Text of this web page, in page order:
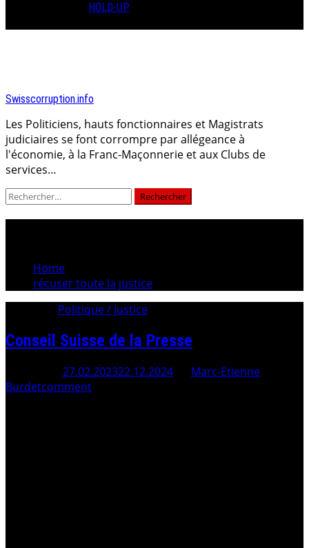
HOLD-UP
Swisscorruption.info
Les Politiciens, hauts fonctionnaires et Magistrats
judiciaires se font corrompre par allégeance à
l'économie, à la Franc-Maçonnerie et aux Clubs de
services…
Rechercher :
Home
récuser toute la justice
Politique / Justice
Conseil Suisse de la Presse
27.02.202322.12.2024
Marc-Etienne
Burdetcomment